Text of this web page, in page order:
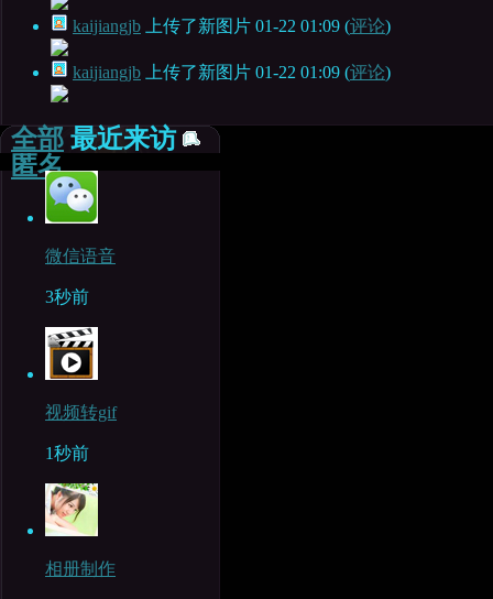
kaijiangjb 上传了新图片 01-22 01:09 (评论)
kaijiangjb 上传了新图片 01-22 01:09 (评论)
全部 最近来访
匿名
微信语音
3秒前
视频转gif
1秒前
相册制作